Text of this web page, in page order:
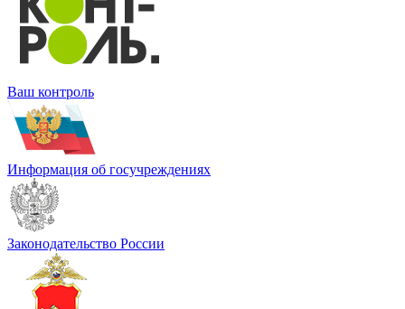
Ваш контроль
Информация об госучреждениях
Законодательство России